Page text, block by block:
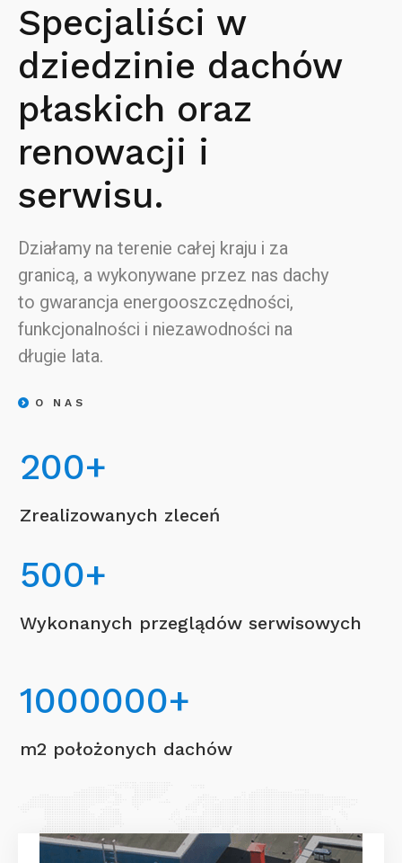
Specjaliści w
dziedzinie dachów
płaskich oraz
renowacji i
serwisu.
Działamy na terenie całej kraju i za
granicą, a wykonywane przez nas dachy
to gwarancja energooszczędności,
funkcjonalności i niezawodności na
długie lata.
O NAS
200+
Zrealizowanych zleceń
500+
Wykonanych przeglądów serwisowych
1000000+
m2 położonych dachów